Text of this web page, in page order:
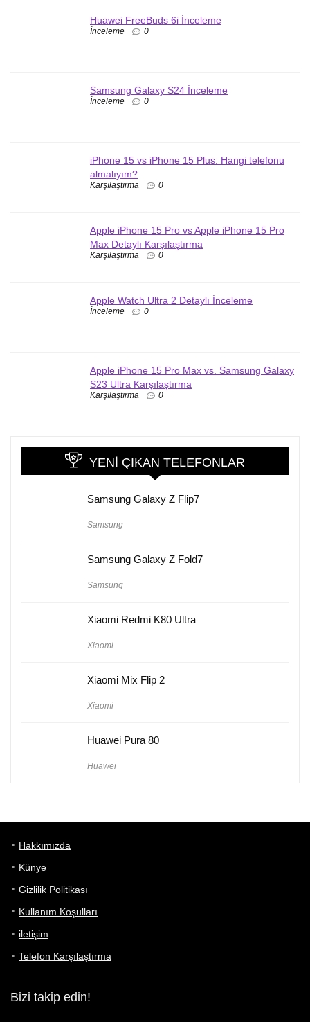
Huawei FreeBuds 6i İnceleme
İnceleme 0
Samsung Galaxy S24 İnceleme
İnceleme 0
iPhone 15 vs iPhone 15 Plus: Hangi telefonu
almalıyım?
Karşılaştırma 0
Apple iPhone 15 Pro vs Apple iPhone 15 Pro
Max Detaylı Karşılaştırma
Karşılaştırma 0
Apple Watch Ultra 2 Detaylı İnceleme
İnceleme 0
Apple iPhone 15 Pro Max vs. Samsung Galaxy
S23 Ultra Karşılaştırma
Karşılaştırma 0
YENI ÇIKAN TELEFONLAR
Samsung Galaxy Z Flip7
Samsung
Samsung Galaxy Z Fold7
Samsung
Xiaomi Redmi K80 Ultra
Xiaomi
Xiaomi Mix Flip 2
Xiaomi
Huawei Pura 80
Huawei
Hakkımızda
Künye
Gizlilik Politikası
Kullanım Koşulları
iletişim
Telefon Karşılaştırma
Bizi takip edin!